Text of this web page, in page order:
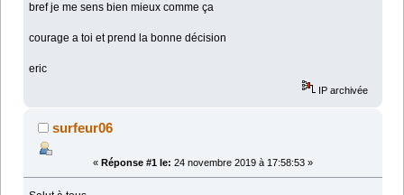
bref je me sens bien mieux comme ça
courage a toi et prend la bonne décision
eric
IP archivée
surfeur06
« Réponse #1 le: 24 novembre 2019 à 17:58:53 »